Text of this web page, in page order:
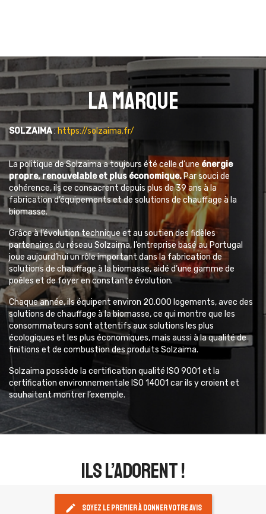
La marque
SOLZAIMA:https://solzaima.fr/
La politique de Solzaima a toujours été celle d’une énergie
propre, renouvelable et plus économique.Par souci de
cohérence, ils ce consacrent depuis plus de 39 ans à la
fabrication d’équipements et de solutions de chauffage à la
biomasse.
Grâce à l’évolution technique et au soutien des fidèles
partenaires du réseau Solzaima, l’entreprise basé au Portugal
joue aujourd’hui un rôle important dans la fabrication de
solutions de chauffage à la biomasse, aidé d’une gamme de
poêles et de foyer en constante évolution.
Chaque année, ils équipent environ 20.000 logements, avec des
solutions de chauffage à la biomasse, ce qui montre que les
consommateurs sont attentifs aux solutions les plus
écologiques et les plus économiques, mais aussi à la qualité de
finitions et de combustion des produits Solzaima.
Solzaima possède la certification qualité ISO 9001 et la
certification environnementale ISO 14001 car ils y croient et
souhaitent montrer l’exemple.
ils l’adorent !
edit Soyez le premier à donner votre avis